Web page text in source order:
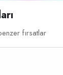
fırsatlar